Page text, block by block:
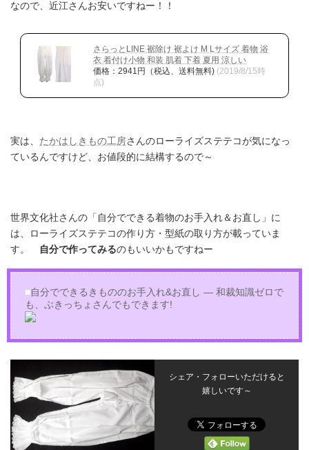
なので、近江さんお安いですねー！！
さらっとLINE 裾除け 裾よけ M Lサイズ 着物 浴
衣 着付け小物 和装 肌着 下着 夏用 涼しい
価格：2941円（税込、送料無料) (2019/8/15時
点)
実は、 たかはしきもの工房さんのローライズステテコが気になっ
ているんですけど、お値段的に結構するので～
世界文化社さんの「自分でできる着物のお手入れ＆お直し」に
は、ローライズステテコの作り方・型紙の取り方が載っていま
す。
自分で作ってみるのもいいかもですねー
■自分でできるきもののお手入れ&お直し ― 和裁知識ゼロで
も、ぶきっちょさんでもできます!
シェア・フォローいただけると
嬉しいです～